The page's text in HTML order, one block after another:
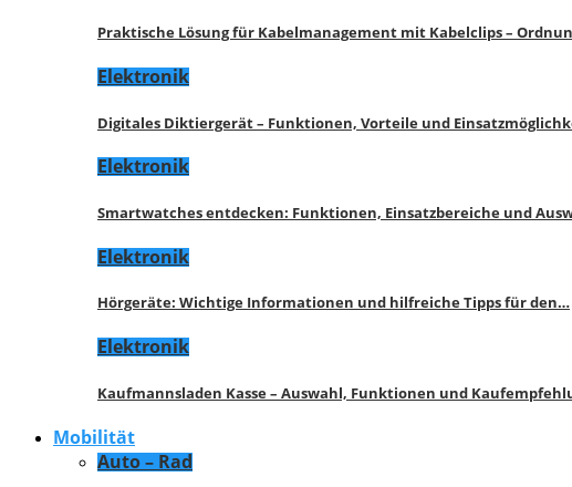
Praktische Lösung für Kabelmanagement mit Kabelclips –
Elektronik
Digitales Diktiergerät – Funktionen, Vorteile und
Elektronik
Smartwatches entdecken: Funktionen, Einsatzbereiche und
Elektronik
Hörgeräte: Wichtige Informationen und hilfreiche Tipps für den…
Elektronik
Kaufmannsladen Kasse – Auswahl, Funktionen und
Mobilität
Auto – Rad